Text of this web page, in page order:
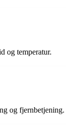
og temperatur.
og fjernbetjening.